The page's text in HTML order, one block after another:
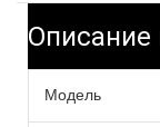
Описание
Модель